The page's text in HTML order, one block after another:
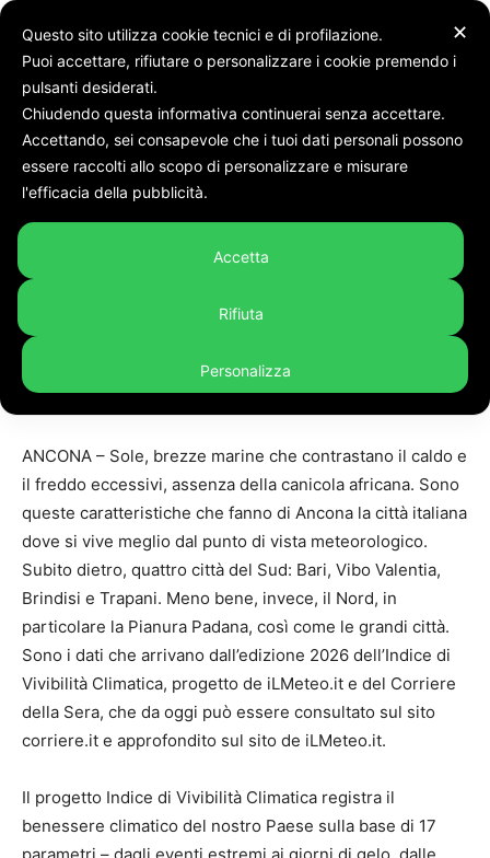
In evidenza
In evidenza Marche
Ancona è la città più vivibile
per il meteo. Ma in questi
giorni nel capoluogo è caldo
da “bollino rosso”
By 195
ANCONA – Sole, brezze marine che contrastano il caldo e
il freddo eccessivi, assenza della canicola africana. Sono
queste caratteristiche che fanno di Ancona la città italiana
dove si vive meglio dal punto di vista meteorologico.
Subito dietro, quattro città del Sud: Bari, Vibo Valentia,
Brindisi e Trapani. Meno bene, invece, il Nord, in
particolare la Pianura Padana, così come le grandi città.
Sono i dati che arrivano dall’edizione 2026 dell’Indice di
Vivibilità Climatica, progetto de iLMeteo.it e del Corriere
della Sera, che da oggi può essere consultato sul sito
corriere.it e approfondito sul sito de iLMeteo.it.
Il progetto Indice di Vivibilità Climatica registra il
benessere climatico del nostro Paese sulla base di 17
✕
Questo sito utilizza cookie tecnici e di profilazione.
Puoi accettare, rifiutare o personalizzare i cookie premendo i
pulsanti desiderati.
Chiudendo questa informativa continuerai senza accettare.
Accettando, sei consapevole che i tuoi dati personali possono
essere raccolti allo scopo di personalizzare e misurare
l'efficacia della pubblicità.
Accetta
Rifiuta
Personalizza